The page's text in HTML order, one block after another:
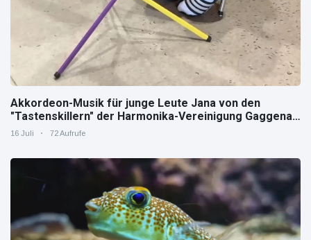
Akkordeon-Musik für junge Leute Jana von den
"Tastenskillern" der Harmonika-Vereinigung Gaggenau
zeigt, wie "jung" das Instrument sein kann.
16 Juli 72 Aufrufe